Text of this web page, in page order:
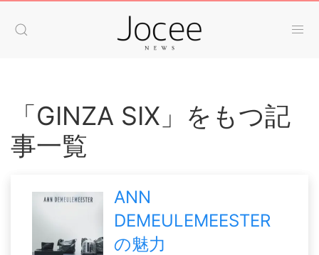
「GINZA SIX」をもつ記
事一覧
ANN
DEMEULEMEESTER
の魅力